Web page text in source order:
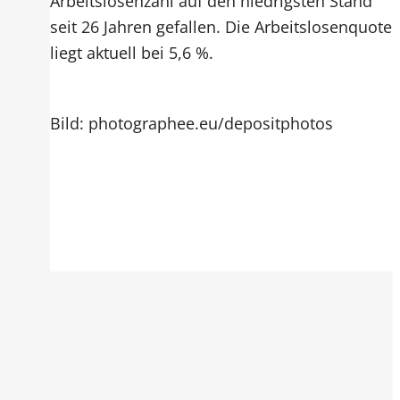
seit 26 Jahren gefallen. Die Arbeitslosenquote
liegt aktuell bei 5,6 %.
Bild: photographee.eu/depositphotos